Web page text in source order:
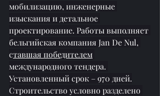
мобилизацию, инженерные
изыскания и детальное
проектирование. Работы выполняет
бельгийская компания Jan De Nul,
ставшая победителем
международного тендера.
Установленный срок – 970 дней.
Строительство условно разделено